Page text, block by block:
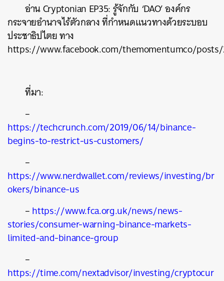
อ่านCryptonian EP35: รู้จักกับ ‘DAO’ องค์กร
กระจายอำนาจไร้ตัวกลาง ที่กำหนดแนวทางด้วยระบอบ
ประชาธิปไตยทาง
https://www.facebook.com/themomentumco/posts/
ที่มา:
–
https://techcrunch.com/2019/06/14/binance-
begins-to-restrict-us-customers/
–
https://www.nerdwallet.com/reviews/investing/br
okers/binance-us
–https://www.fca.org.uk/news/news-
stories/consumer-warning-binance-markets-
limited-and-binance-group
–
https://time.com/nextadvisor/investing/cryptocur